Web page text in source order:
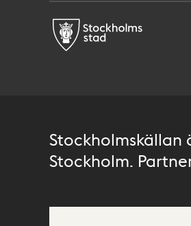
Stockholmskällan
Stockholm.